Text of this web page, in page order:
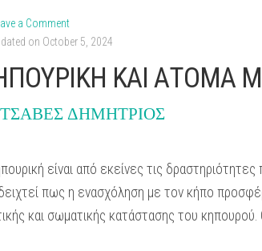
a Comment
on October 5, 2024
ΚΑΙ ΑΤΟΜΑ
ΤΣΑΒΕΣ ΔΗΜΗΤΡΙΟΣ
είναι από εκείνες τις
πως η ενασχόληση με τον κήπο
και σωματικής κατάστασης του κηπουρού.